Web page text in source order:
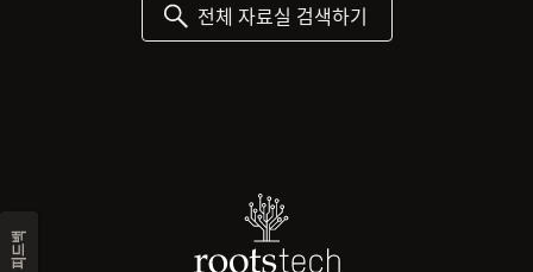
전체 자료실 검색하기
피드백